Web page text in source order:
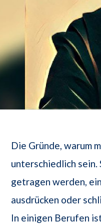
Die Gründe, warum
unterschiedlich sein.
getragen werden,
ausdrücken oder
In einigen Berufen